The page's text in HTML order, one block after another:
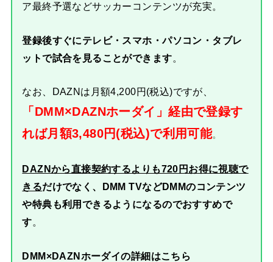
ア最終予選などサッカーコンテンツが充実。
登録後すぐにテレビ・スマホ・パソコン・タブレ
ットで試合を見ることができます
なお、DAZNは月額4,200円(税込)ですが、
「DMM×DAZNホーダイ」経由で登録す
れば月額3,480円(税込)で利用可能。
DAZNから直接契約するよりも720円お得に視聴で
きるだけでなく、DMM TVなどDMMのコンテンツ
や特典も利用できるようになるのでおすすめで
す。
DMM×DAZNホーダイの詳細はこちら